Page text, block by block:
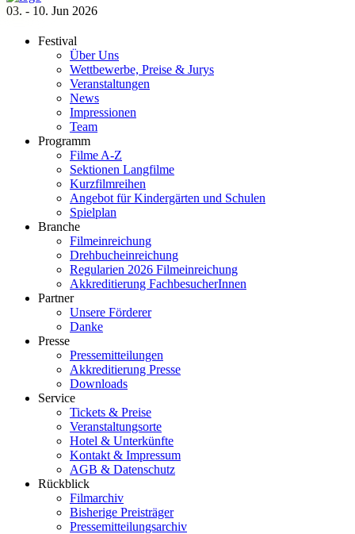
03. - 10. Jun 2026
Festival
Über Uns
Wettbewerbe, Preise & Jurys
Veranstaltungen
News
Impressionen
Team
Programm
Filme A-Z
Sektionen Langfilme
Kurzfilmreihen
Angebot für Kindergärten und Schulen
Spielplan
Branche
Filmeinreichung
Drehbucheinreichung
Regularien 2026 Filmeinreichung
Akkreditierung FachbesucherInnen
Partner
Unsere Förderer
Danke
Presse
Pressemitteilungen
Akkreditierung Presse
Downloads
Service
Tickets & Preise
Veranstaltungsorte
Hotel & Unterkünfte
Kontakt & Impressum
AGB & Datenschutz
Rückblick
Filmarchiv
Bisherige Preisträger
Pressemitteilungsarchiv